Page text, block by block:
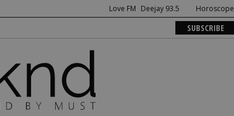
Love FM Deejay 93.5 Horoscope
SUBSCRIBE